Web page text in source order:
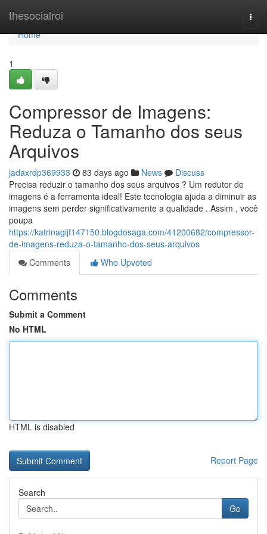
thesocialroi
Home
Home
1
Compressor de Imagens:
Reduza o Tamanho dos seus
Arquivos
jadaxrdp369933 83 days ago News
Discuss
Precisa reduzir o tamanho dos seus arquivos ? Um redutor de
imagens é a ferramenta ideal! Este tecnologia ajuda a diminuir as
imagens sem perder significativamente a qualidade . Assim , você
poupa
https://katrinagijf147150.blogdosaga.com/41200682/compressor-
de-imagens-reduza-o-tamanho-dos-seus-arquivos
Comments
Who Upvoted
Comments
Submit a Comment
No HTML
HTML is disabled
Report Page
Search
Go